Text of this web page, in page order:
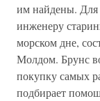
им найдены. Для
инженеру
морском дне,
Молдом. Брунс
покупку самых
подбирает